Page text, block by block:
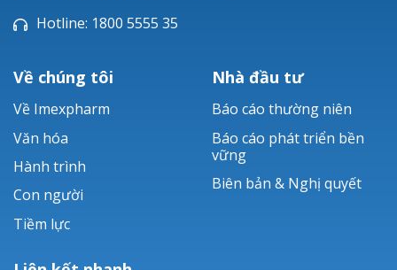
Bacsulfo®
Hotline: 1800 5555 35
Về chúng tôi
Về Imexpharm
Văn hóa
Hành trình
Con người
Tiềm lực
Nhà đầu tư
Báo cáo thường niên
Báo cáo phát triển bền
vững
Biên bản & Nghị quyết